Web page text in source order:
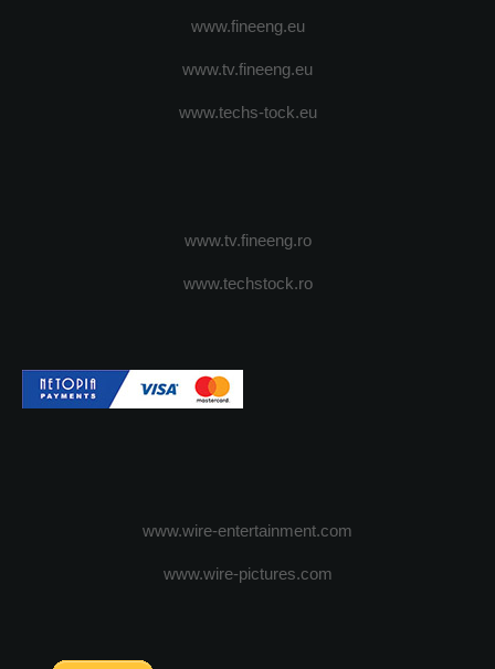
www.fineeng.eu
www.tv.fineeng.eu
www.techs-tock.eu
www.tv.fineeng.ro
www.techstock.ro
www.wire-entertainment.com
www.wire-pictures.com